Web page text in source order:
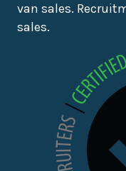
van sales.
sales.